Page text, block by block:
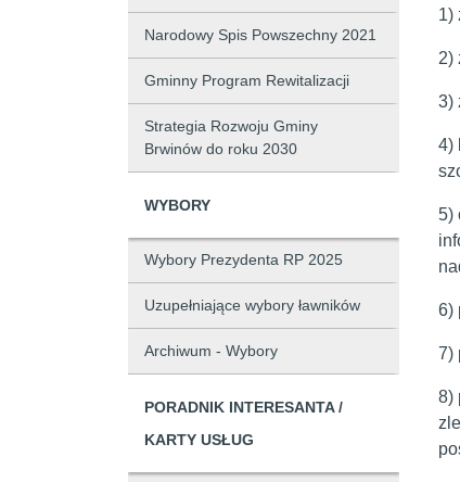
Narodowy Spis Powszechny 2021
Gminny Program Rewitalizacji
Strategia Rozwoju Gminy
Brwinów do roku 2030
WYBORY
Wybory Prezydenta RP 2025
Uzupełniające wybory ławników
Archiwum - Wybory
PORADNIK INTERESANTA /
KARTY USŁUG
1)
2)
3)
4)
5)
6)
7)
8)